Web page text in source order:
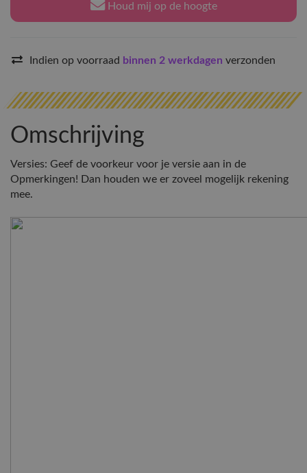
Houd mij op de hoogte
Indien op voorraad binnen 2 werkdagen verzonden
Omschrijving
Versies: Geef de voorkeur voor je versie aan in de
Opmerkingen! Dan houden we er zoveel mogelijk rekening
mee.